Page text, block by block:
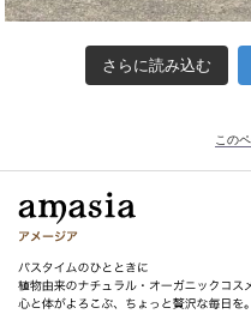
さらに読み込む
この